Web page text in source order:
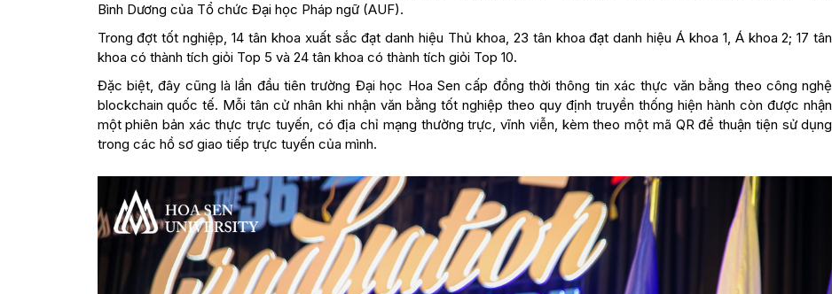
Bình Dương của Tổ chức Đại học Pháp ngữ (AUF).
Trong đợt tốt nghiệp, 14 tân khoa xuất sắc đạt danh hiệu Thủ khoa, 23 tân khoa đạt danh hiệu Á khoa 1, Á khoa 2; 17 tân
khoa có thành tích giỏi Top 5 và 24 tân khoa có thành tích giỏi Top 10.
Đặc biệt, đây cũng là lần đầu tiên trường Đại học Hoa Sen cấp đồng thời thông tin xác thực văn bằng theo công nghệ
blockchain quốc tế. Mỗi tân cử nhân khi nhận văn bằng tốt nghiệp theo quy định truyền thống hiện hành còn được nhận
một phiên bản xác thực trực tuyến, có địa chỉ mạng thường trực, vĩnh viễn, kèm theo một mã QR để thuận tiện sử dụng
trong các hồ sơ giao tiếp trực tuyến của mình.